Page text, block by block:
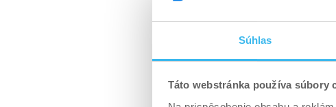
Súhlas
Táto webstránka používa súbory
3. Cottage Cheese
2. jedlo